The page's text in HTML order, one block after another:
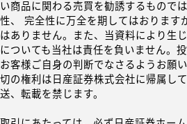
い商品に関わる売買を勧誘するもので
性、 完全性に万全を期してはおります
はありません。また、当資料により生
についても当社は責任を負いません。
お客様ご自身の判断でなさるようお願
切の権利は日産証券株式会社に帰属し
送、転載を禁じます。